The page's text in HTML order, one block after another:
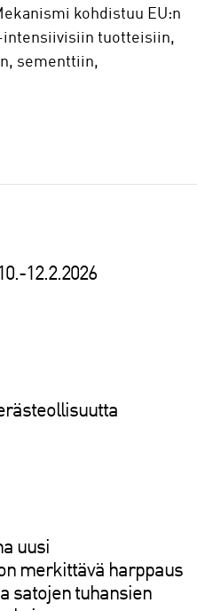
kohdistuu EU:n
tuotteisiin,
sementtiin,
12.2.2026
uusi
merkittävä harppaus
satojen tuhansien